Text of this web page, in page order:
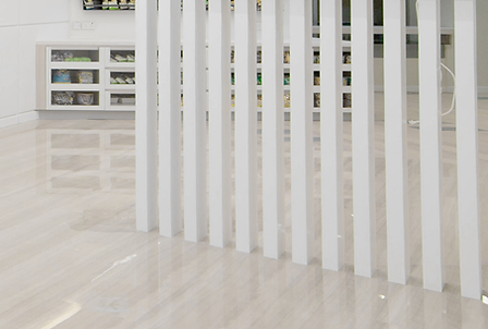
經服務集團有限公司
關心的
需要